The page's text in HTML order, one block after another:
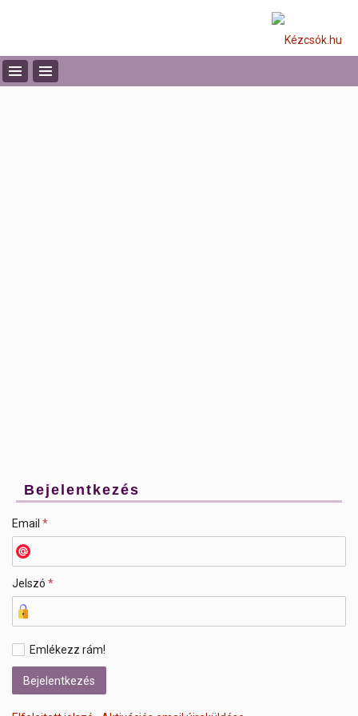
Bejelentkezés
Email *
Jelszó *
Emlékezz rám!